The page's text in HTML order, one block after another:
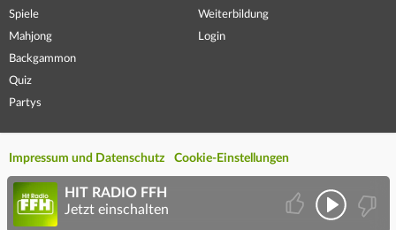
Spiele
Mahjong
Backgammon
Quiz
Partys
Weiterbildung
Login
Impressum und Datenschutz Cookie-Einstellungen
HIT RADIO FFH
Jetzt einschalten